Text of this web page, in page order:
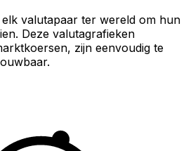
valutapaar ter wereld om hun
Deze valutagrafieken
zijn eenvoudig te